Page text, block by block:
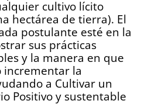
cultivo lícito
hectárea de tierra). El
postulante esté en la
sus prácticas
y la manera en que
incrementar la
a Cultivar un
Positivo y sustentable